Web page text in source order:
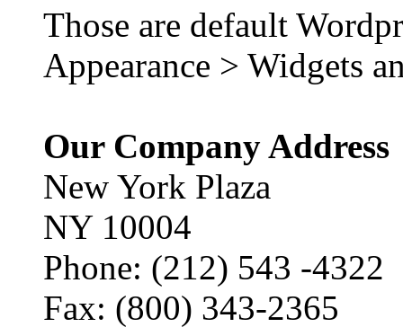
Those are default
Appearance > Widgets
Our Company Address
New York Plaza
NY 10004
Phone: (212) 543 -4322
Fax: (800) 343-2365